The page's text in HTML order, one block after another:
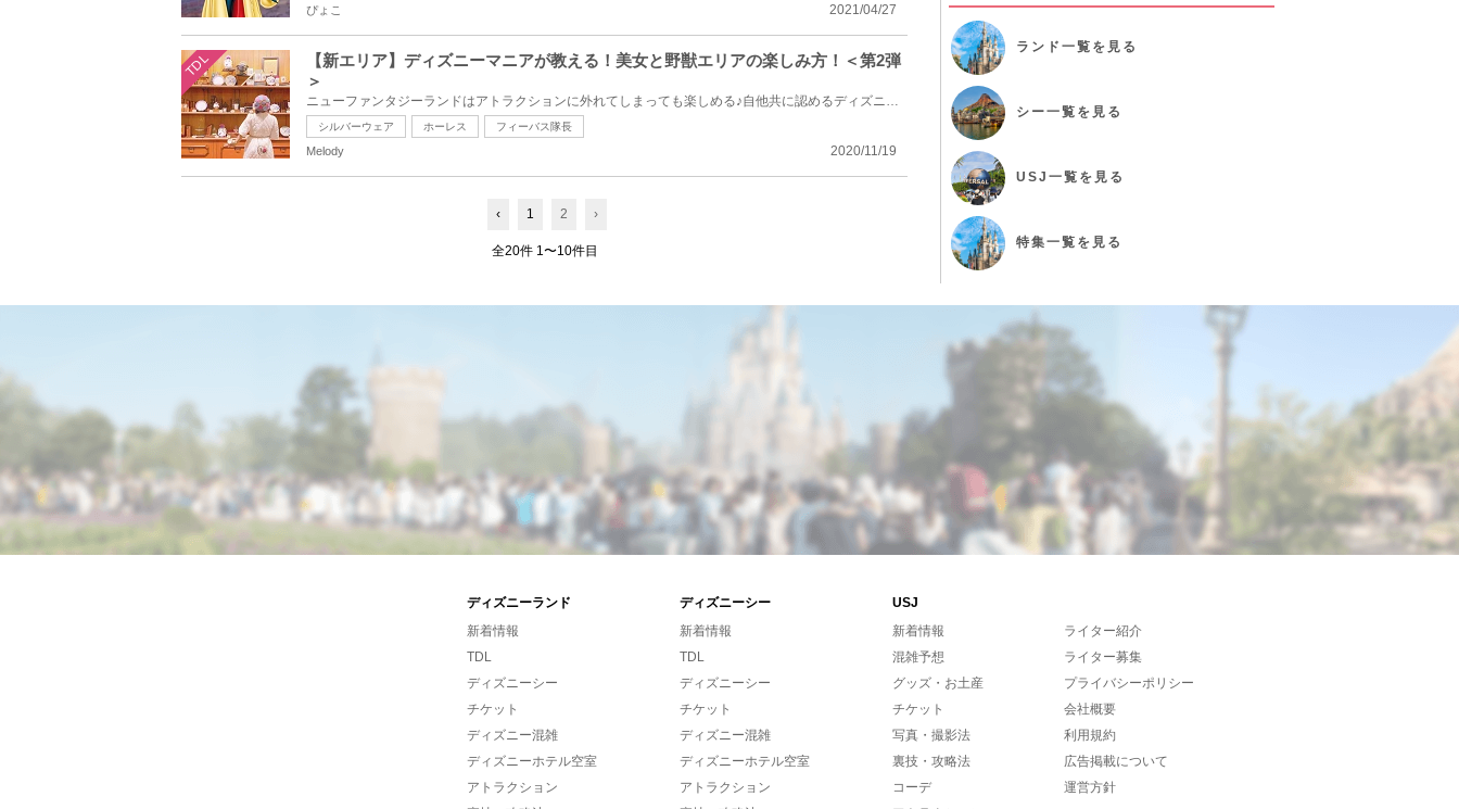
2021/04/27
ぴょこ
TDL
【新エリア】ディズニーマニアが教える！美女と野獣エリアの楽しみ方！＜第2弾
＞
ニューファンタジーランドはアトラクションに外れてしまっても楽しめる♪自他共に認めるディズニーマニア...
シルバーウェア ホーレス フィーバス隊長
2020/11/19
Melody
‹ 1 2 ›
全20件 1〜10件目
ランド 一覧を見る
シー一覧を見る
USJ 一覧を見る
特集一覧を見る
ディズニーランド ディズニーシー
USJ
新着情報
TDL
ディズニーシー
チケット
ディズニー混雑
ディズニーホテル空室
アトラクション
新着情報
TDL
ディズニーシー
チケット
ディズニー混雑
ディズニーホテル空室
アトラクション
新着情報
混雑予想
グッズ・お土産
チケット
写真・撮影法
裏技・攻略法
コーデ
ライター紹介
ライター募集
プライバシーポリシー
会社概要
利用規約
広告掲載について
運営方針